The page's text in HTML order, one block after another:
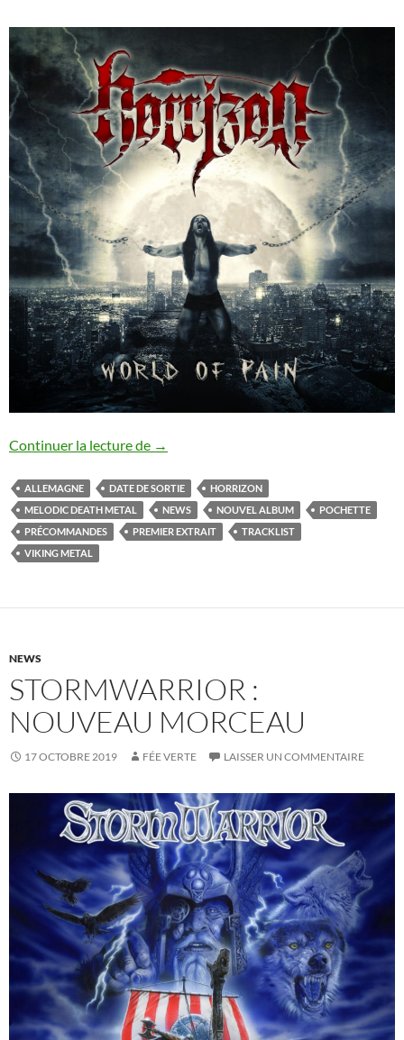
Continuer la lecture de Horrizon : nouvel album annoncé
→
ALLEMAGNE DATE DE SORTIE
HORRIZON
MELODIC DEATH METAL
NEWS NOUVEL ALBUM
POCHETTE
PRÉCOMMANDES
PREMIER EXTRAIT
TRACKLIST
VIKING METAL
NEWS
STORMWARRIOR :
NOUVEAU MORCEAU
17 OCTOBRE 2019 FÉE VERTE LAISSER UN COMMENTAIRE